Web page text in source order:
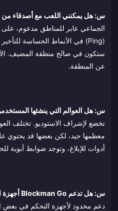
س: هل يمكنني اللعب مع أصدقاء من
الجماعي عابر للمناطق مدعوم،
ستكون في صالح منطقة المضيف.
عن المنطقة.
س: هل العوالم التي ينشئها
تخضع لإشراف الاستوديو. تختلف
معظمها جيد، لكن بعضها قد يحتوي
أدوات للإبلاغ، وتوجد ضوابط أبوية
س: هل تدعم Blockman Go أجهزة التحكم (Controllers)؟
دعم محدود لأجهزة التحكم في بعض